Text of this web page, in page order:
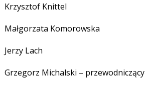
Krzysztof Knittel
Małgorzata Komorowska
Jerzy Lach
Grzegorz Michalski – przewodniczący